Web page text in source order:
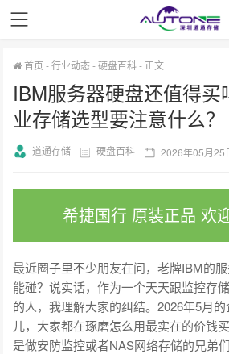
首页 -行业动态-硬盘百科- 正文
IBM服务器硬盘还值得买
业存储选型要注意什么？
道通存储 硬盘百科 2026年05月25
希捷国行 原装正品 欢
最近圈子里不少朋友在问，老牌IBM的
能碰？说实话，作为一个天天跟监控存
的人，我理解大家的纠结。2026年5月
儿，大家都在琢磨怎么用最实在的价钱
是做安防监控或者NAS网络存储的兄弟